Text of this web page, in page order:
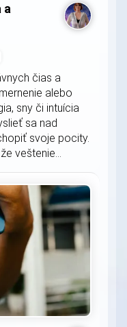
a
čias a
alebo
sny či intuícia
sa nad
svoje pocity.
veštenie...